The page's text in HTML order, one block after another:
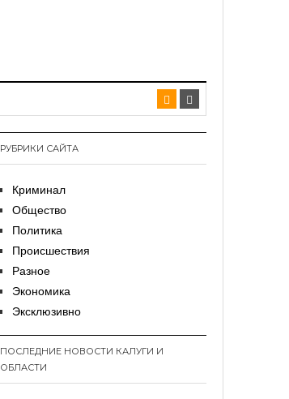
РУБРИКИ САЙТА
Криминал
Общество
Политика
Происшествия
Разное
Экономика
Эксклюзивно
ПОСЛЕДНИЕ НОВОСТИ КАЛУГИ И
ОБЛАСТИ